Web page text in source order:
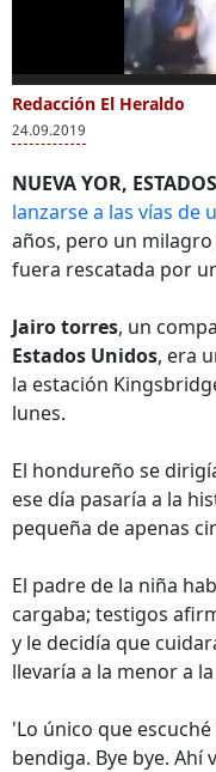
0
of
36
seconds
Más Videos
Capturan
extraditable
Arias Mejía
por EEUU
Redacción El Heraldo
24.09.2019
NUEVA YOR,
lanzarse a las vías de
años, pero un
fuera rescatada por
Jairo torres, un
Estados Unidos, era
la estación
lunes.
El hondureño se
ese día pasaría a la
pequeña de apenas
El padre de la niña
cargaba; testigos
y le decidía que
llevaría a la menor a
'Lo único que
bendiga. Bye bye. Ahí